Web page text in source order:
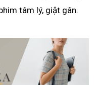
tâm lý, giật gân.